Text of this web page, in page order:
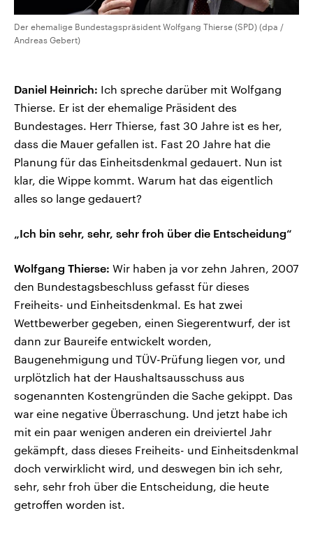
Der ehemalige Bundestagspräsident Wolfgang Thierse (SPD) (dpa /
Andreas Gebert)
Daniel Heinrich: Ich spreche darüber mit Wolfgang
Thierse. Er ist der ehemalige Präsident des
Bundestages. Herr Thierse, fast 30 Jahre ist es her,
dass die Mauer gefallen ist. Fast 20 Jahre hat die
Planung für das Einheitsdenkmal gedauert. Nun ist
klar, die Wippe kommt. Warum hat das eigentlich
alles so lange gedauert?
„Ich bin sehr, sehr, sehr froh über die Entscheidung“
Wolfgang Thierse: Wir haben ja vor zehn Jahren, 2007
den Bundestagsbeschluss gefasst für dieses
Freiheits- und Einheitsdenkmal. Es hat zwei
Wettbewerber gegeben, einen Siegerentwurf, der ist
dann zur Baureife entwickelt worden,
Baugenehmigung und TÜV-Prüfung liegen vor, und
urplötzlich hat der Haushaltsausschuss aus
sogenannten Kostengründen die Sache gekippt. Das
war eine negative Überraschung. Und jetzt habe ich
mit ein paar wenigen anderen ein dreiviertel Jahr
gekämpft, dass dieses Freiheits- und Einheitsdenkmal
doch verwirklicht wird, und deswegen bin ich sehr,
sehr, sehr froh über die Entscheidung, die heute
getroffen worden ist.